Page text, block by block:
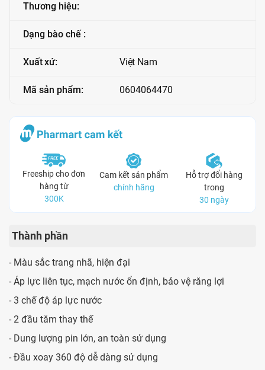
Thương hiệu:
Dạng bào chế :
Xuất xứ: Việt Nam
Mã sản phẩm: 0604064470
Freeship cho đơn
hàng từ
300K
Cam kết sản phẩm
chính hãng
Hỗ trợ đổi hàng
trong
30 ngày
Thành phần
- Màu sắc trang nhã, hiện đại
- Áp lực liên tục, mạch nước ổn định, bảo vệ răng lợi
- 3 chế độ áp lực nước
- 2 đầu tăm thay thế
- Dung lượng pin lớn, an toàn sử dụng
- Đầu xoay 360 độ dễ dàng sử dụng